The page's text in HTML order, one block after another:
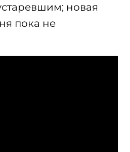
новая
пока не